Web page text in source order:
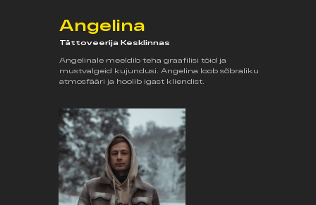
Angelina
Tättoveerija Kesklinnas
Angelinale meeldib teha graafilisi töid ja
mustvalgeid kujundusi. Angelina loob sõbraliku
atmosfääri ja hoolib igast kliendist.